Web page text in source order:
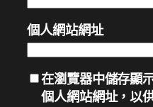
個人網站網址
在瀏覽器中儲存顯
個人網站網址，以